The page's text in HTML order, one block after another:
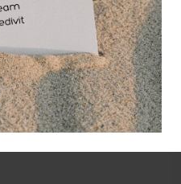
en op de sportschool
zachte steun bij
yogalessen
om van en naar je